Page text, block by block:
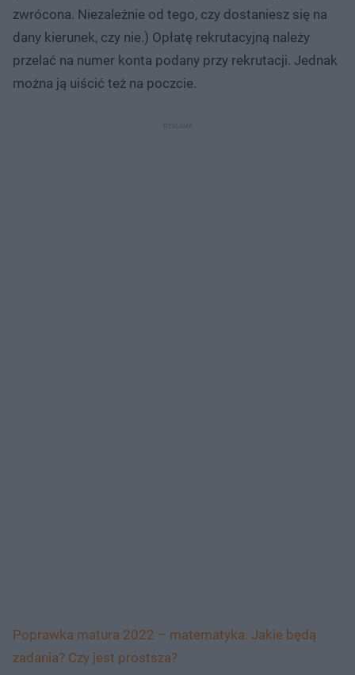
zwrócona. Niezależnie od tego, czy dostaniesz się na
dany kierunek, czy nie.) Opłatę rekrutacyjną należy
przelać na numer konta podany przy rekrutacji. Jednak
można ją uiścić też na poczcie.
Poprawka matura 2022 – matematyka. Jakie będą
zadania? Czy jest prostsza?